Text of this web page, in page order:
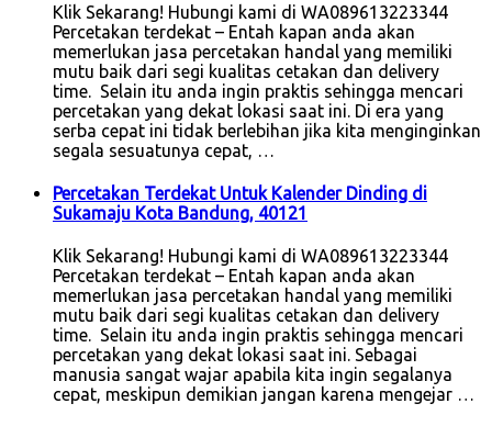
Klik Sekarang! Hubungi kami di WA089613223344
Percetakan terdekat – Entah kapan anda akan
memerlukan jasa percetakan handal yang memiliki
mutu baik dari segi kualitas cetakan dan delivery
time. Selain itu anda ingin praktis sehingga mencari
percetakan yang dekat lokasi saat ini. Di era yang
serba cepat ini tidak berlebihan jika kita menginginkan
segala sesuatunya cepat, …
Percetakan Terdekat Untuk Kalender Dinding di
Sukamaju Kota Bandung, 40121
Klik Sekarang! Hubungi kami di WA089613223344
Percetakan terdekat – Entah kapan anda akan
memerlukan jasa percetakan handal yang memiliki
mutu baik dari segi kualitas cetakan dan delivery
time. Selain itu anda ingin praktis sehingga mencari
percetakan yang dekat lokasi saat ini. Sebagai
manusia sangat wajar apabila kita ingin segalanya
cepat, meskipun demikian jangan karena mengejar …